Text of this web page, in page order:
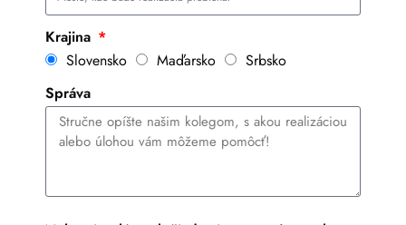
Krajina
Slovensko
Maďarsko
Srbsko
Správa